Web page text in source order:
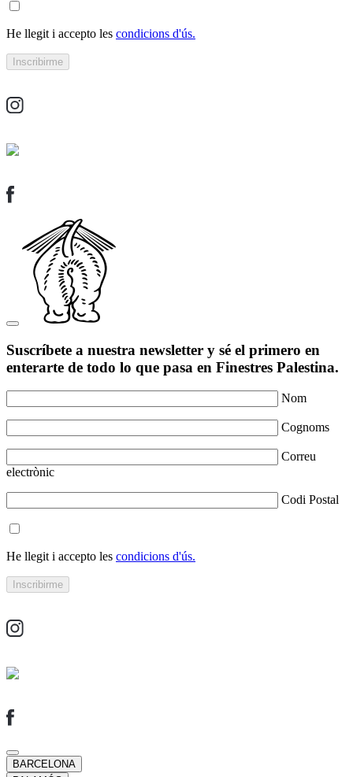
He llegit i accepto les condicions d'ús.
Suscríbete a nuestra newsletter y sé el primero en
enterarte de todo lo que pasa en Finestres Palestina.
Nom
Cognoms
Correu
electrònic
Codi Postal
He llegit i accepto les condicions d'ús.
BARCELONA